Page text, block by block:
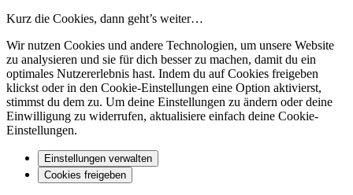
Kurz die Cookies, dann geht’s weiter…
Wir nutzen Cookies und andere Technologien, um unsere Website
zu analysieren und sie für dich besser zu machen, damit du ein
optimales Nutzererlebnis hast. Indem du auf Cookies freigeben
klickst oder in den Cookie-Einstellungen eine Option aktivierst,
stimmst du dem zu. Um deine Einstellungen zu ändern oder deine
Einwilligung zu widerrufen, aktualisiere einfach deine Cookie-
Einstellungen.
Einstellungen verwalten
Cookies freigeben